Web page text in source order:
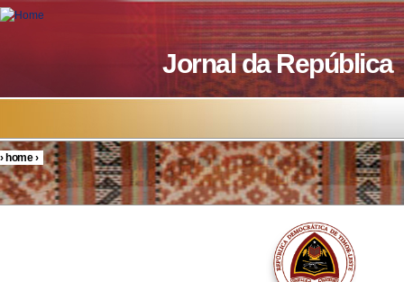
Skip to main content
Jornal da República
You are here
›home›